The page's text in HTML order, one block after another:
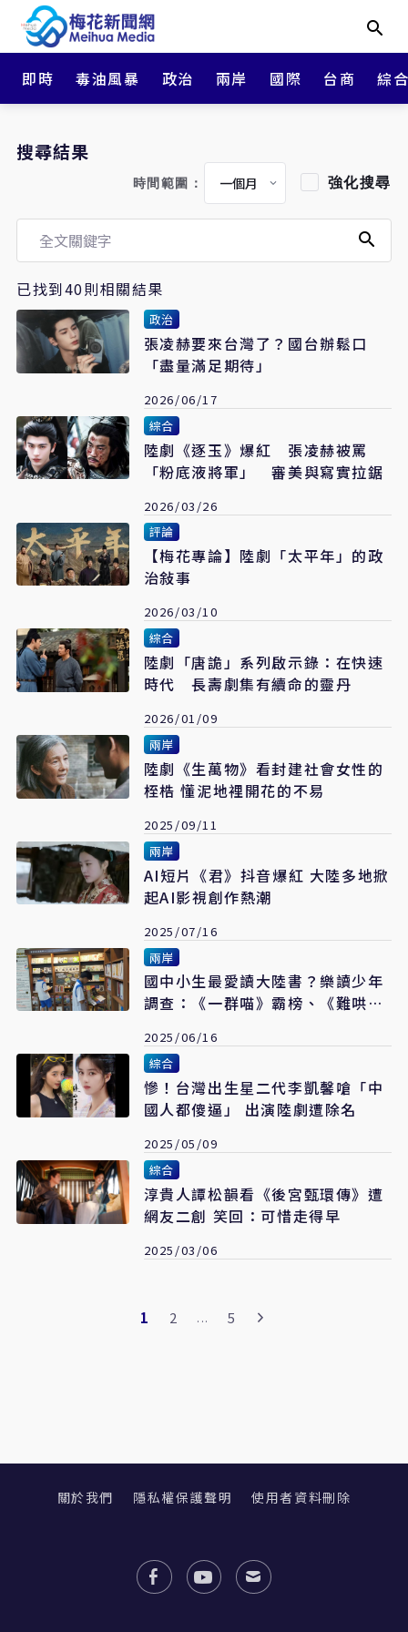
即時 毒油風暴 政治 兩岸 國際 台商 綜
搜尋結果
時間範圍： 強化搜尋
已找到40則相關結果
政治
張凌赫要來台灣了？國台辦鬆口
「盡量滿足期待」
2026/06/17
綜合
陸劇《逐玉》爆紅 張凌赫被罵
「粉底液將軍」 審美與寫實拉鋸
2026/03/26
評論
【梅花專論】陸劇「太平年」的政
治敍事
2026/03/10
綜合
陸劇「唐詭」系列啟示錄：在快速
時代 長壽劇集有續命的靈丹
2026/01/09
兩岸
陸劇《生萬物》看封建社會女性的
桎梏 懂泥地裡開花的不易
2025/09/11
兩岸
AI短片《君》抖音爆紅 大陸多地掀
起AI影視創作熱潮
2025/07/16
兩岸
國中小生最愛讀大陸書？樂讀少年
調查：《一群喵》霸榜、《難哄》
2025/06/16
綜合
慘！台灣出生星二代李凱馨嗆「中
國人都傻逼」 出演陸劇遭除名
2025/05/09
綜合
淳貴人譚松韻看《後宮甄環傳》遭
網友二創 笑回：可惜走得早
2025/03/06
1 2 ... 5
關於我們 隱私權保護聲明 使用者資料刪除